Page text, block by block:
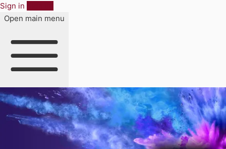
Sign in
Open main menu